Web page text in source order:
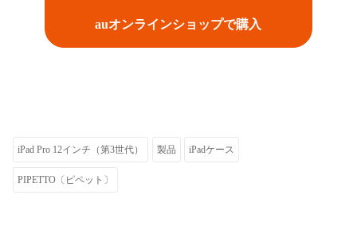
auオンラインショップで購入
iPad Pro 12インチ（第3世代） 製品 iPadケース
PIPETTO〔ピペット〕